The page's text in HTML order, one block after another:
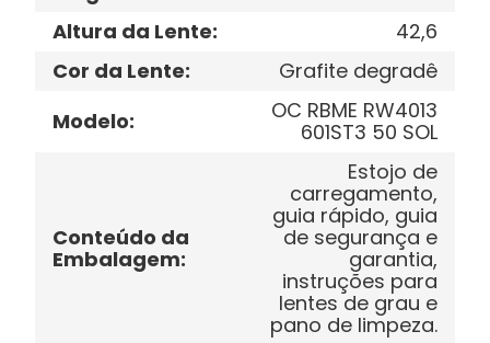
Altura da Lente:
42,6
Cor da Lente:
Grafite degradê
Modelo:
OC RBME RW4013
601ST3 50 SOL
Conteúdo da
Embalagem:
Estojo de
carregamento,
guia rápido, guia
de segurança e
garantia,
instruções para
lentes de grau e
pano de limpeza.